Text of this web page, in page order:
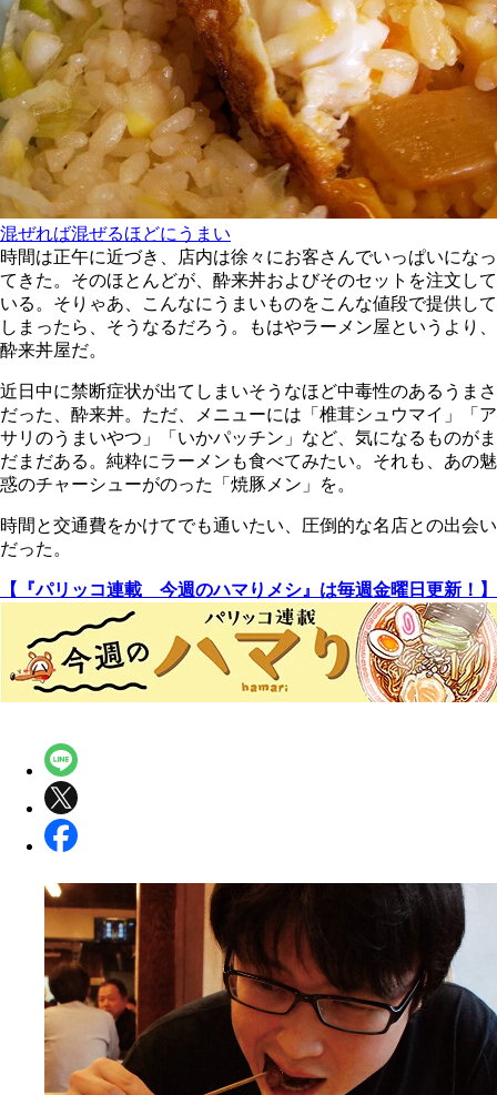
混ぜれば混ぜるほどにうまい
時間は正午に近づき、店内は徐々にお客さんでいっぱいになっ
てきた。そのほとんどが、酔来丼およびそのセットを注文して
いる。そりゃあ、こんなにうまいものをこんな値段で提供して
しまったら、そうなるだろう。もはやラーメン屋というより、
酔来丼屋だ。
近日中に禁断症状が出てしまいそうなほど中毒性のあるうまさ
だった、酔来丼。ただ、メニューには「椎茸シュウマイ」「ア
サリのうまいやつ」「いかパッチン」など、気になるものがま
だまだある。純粋にラーメンも食べてみたい。それも、あの魅
惑のチャーシューがのった「焼豚メン」を。
時間と交通費をかけてでも通いたい、圧倒的な名店との出会い
だった。
【『パリッコ連載 今週のハマりメシ』は毎週金曜日更新！】